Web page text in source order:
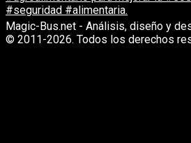
Magic-Bus.net - Análisis, diseño y
© 2011-2026. Todos los derechos